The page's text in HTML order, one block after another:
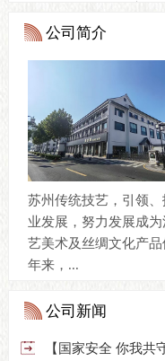
公司简介
苏州传统技艺，引领
业发展，努力发展成
艺美术及丝绸文化产
年来，...
公司新闻
【国家安全 你我共